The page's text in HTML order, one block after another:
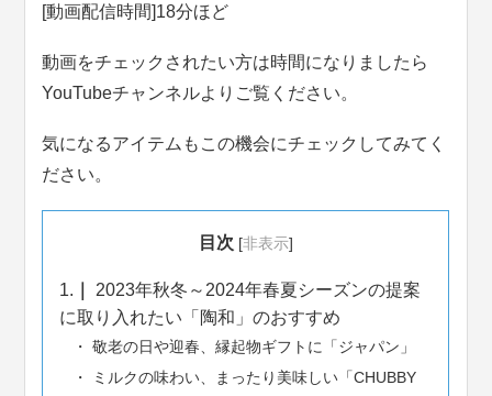
[動画配信時間]18分ほど
動画をチェックされたい方は時間になりましたら
YouTubeチャンネルよりご覧ください。
気になるアイテムもこの機会にチェックしてみてく
ださい。
目次 [非表示]
1.
2023年秋冬～2024年春夏シーズンの提案
に取り入れたい「陶和」のおすすめ
敬老の日や迎春、縁起物ギフトに「ジャパン」
ミルクの味わい、まったり美味しい「CHUBBY